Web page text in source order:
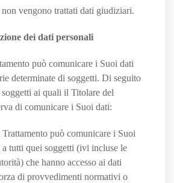
vengono trattati dati giudiziari.
dei dati personali
può comunicare i Suoi dati
determinate di soggetti. Di seguito
ai quali il Titolare del
di comunicare i Suoi dati:
può comunicare i Suoi
a tutti quei soggetti (ivi incluse le
che hanno accesso ai dati
di provvedimenti normativi o